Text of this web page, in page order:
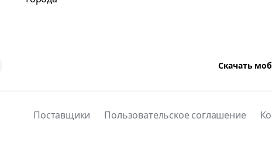
Скачать
Поставщики Пользовательское соглашение